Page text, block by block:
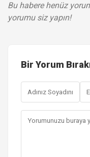
Bu habere henüz
yorumu siz yapın!
Bir Yorum